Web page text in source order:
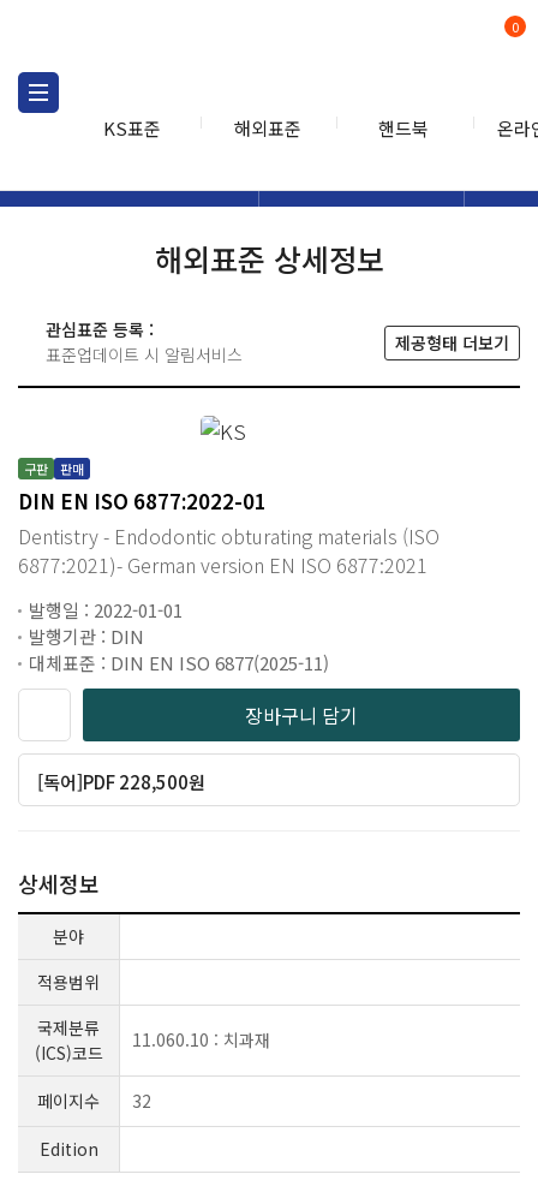
KS표준 해외표준 핸드북 온라
0
해외표준 상세정보
관심표준 등록 :
표준업데이트 시 알림서비스
제공형태 더보기
구판 판매
DIN EN ISO 6877:2022-01
Dentistry - Endodontic obturating materials (ISO
6877:2021)- German version EN ISO 6877:2021
발행일 : 2022-01-01
발행기관 : DIN
대체표준 : DIN EN ISO 6877(2025-11)
장바구니 담기
[독어]PDF 228,500원
상세정보
분야
적용범위
국제분류
(ICS)코드
11.060.10 : 치과재
페이지수
32
Edition